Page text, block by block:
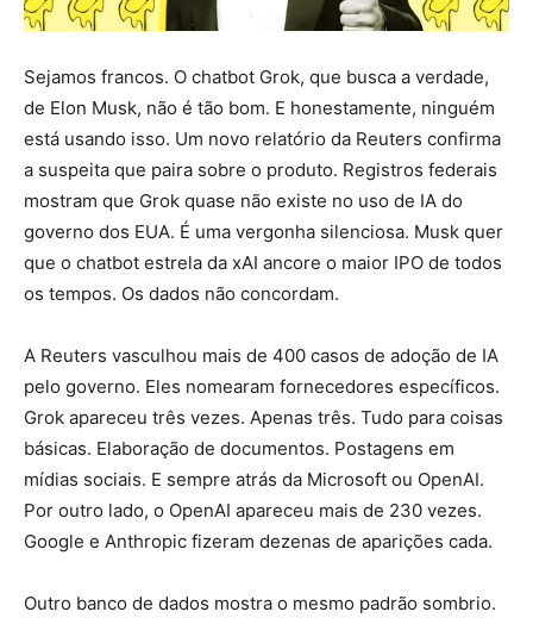
Sejamos francos. O chatbot Grok, que busca a verdade,
de Elon Musk, não é tão bom. E honestamente, ninguém
está usando isso. Um novo relatório da Reuters confirma
a suspeita que paira sobre o produto. Registros federais
mostram que Grok quase não existe no uso de IA do
governo dos EUA. É uma vergonha silenciosa. Musk quer
que o chatbot estrela da xAI ancore o maior IPO de todos
os tempos. Os dados não concordam.
A Reuters vasculhou mais de 400 casos de adoção de IA
pelo governo. Eles nomearam fornecedores específicos.
Grok apareceu três vezes. Apenas três. Tudo para coisas
básicas. Elaboração de documentos. Postagens em
mídias sociais. E sempre atrás da Microsoft ou OpenAI.
Por outro lado, o OpenAI apareceu mais de 230 vezes.
Google e Anthropic fizeram dezenas de aparições cada.
Outro banco de dados mostra o mesmo padrão sombrio.